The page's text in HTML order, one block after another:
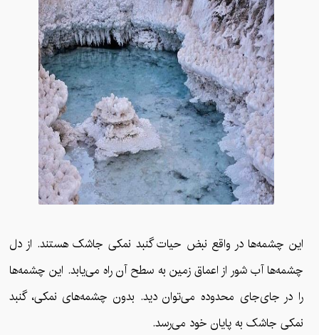
این چشمه‌ها در واقع نبض حیات گنبد نمکی جاشک هستند. از دل
چشمه‌ها آب شور از اعماق زمین به سطح آن راه می‌یابد. این چشمه‌ها
را در جای‌جای محدوده می‌توان دید. بدون چشمه‌های نمکی، گنبد
نمکی جاشک به پایان خود می‌رسد.